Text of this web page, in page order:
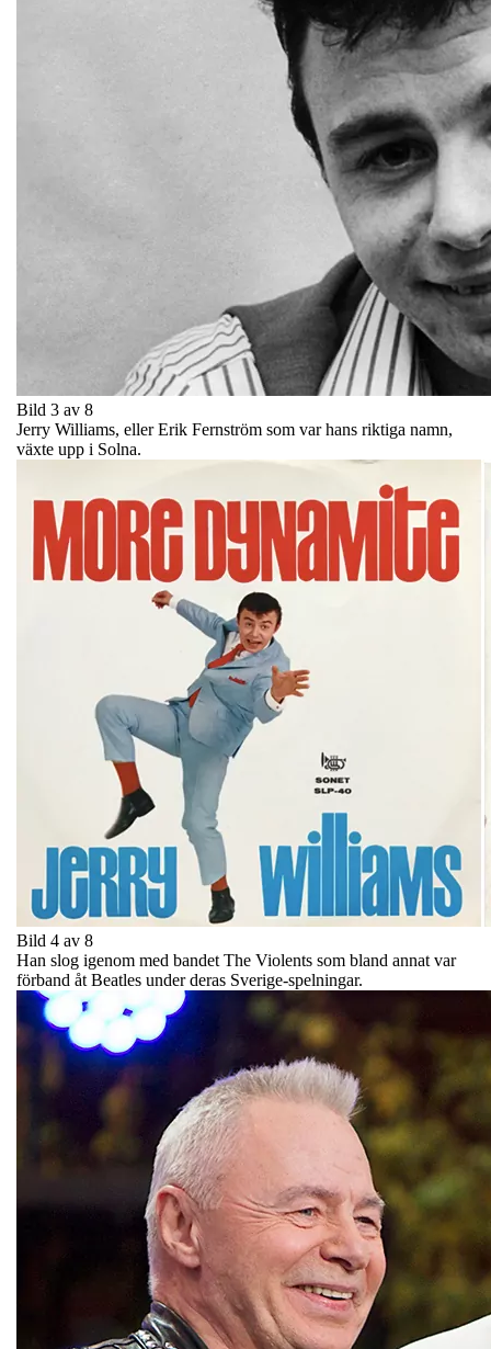
Bild 3 av 8
Jerry Williams, eller Erik Fernström som var hans riktiga namn,
växte upp i Solna.
Bild 4 av 8
Han slog igenom med bandet The Violents som bland annat var
förband åt Beatles under deras Sverige-spelningar.